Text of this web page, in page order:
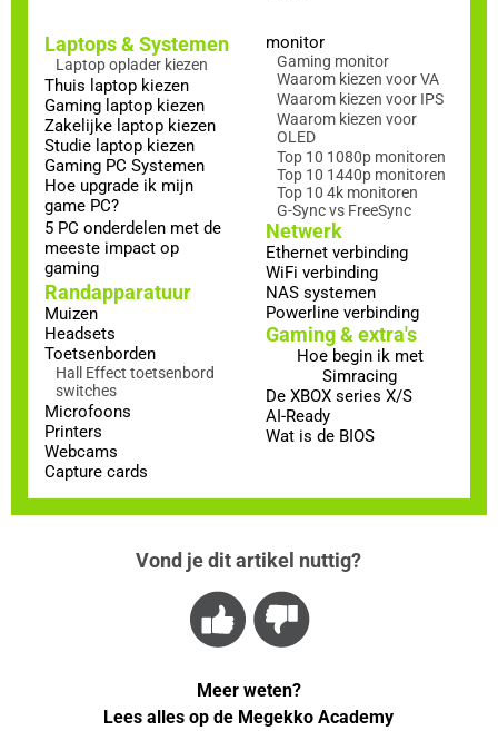
Laptops & Systemen
Laptop oplader kiezen
Thuis laptop kiezen
Gaming laptop kiezen
Zakelijke laptop kiezen
Studie laptop kiezen
Gaming PC Systemen
Hoe upgrade ik mijn
game PC?
5 PC onderdelen met de
meeste impact op
gaming
Randapparatuur
Muizen
Headsets
Toetsenborden
Hall Effect toetsenbord
switches
Microfoons
Printers
Webcams
Capture cards
monitor
Gaming monitor
Waarom kiezen voor VA
Waarom kiezen voor IPS
Waarom kiezen voor
OLED
Top 10 1080p monitoren
Top 10 1440p monitoren
Top 10 4k monitoren
G-Sync vs FreeSync
Netwerk
Ethernet verbinding
WiFi verbinding
NAS systemen
Powerline verbinding
Gaming & extra's
Hoe begin ik met
Simracing
De XBOX series X/S
AI-Ready
Wat is de BIOS
Vond je dit artikel nuttig?
Meer weten?
Lees alles op de Megekko Academy